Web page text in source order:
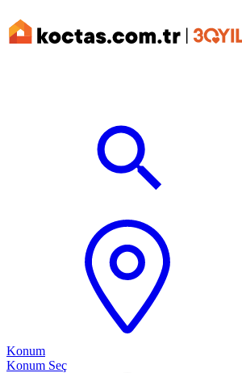
Konum
Konum Seç